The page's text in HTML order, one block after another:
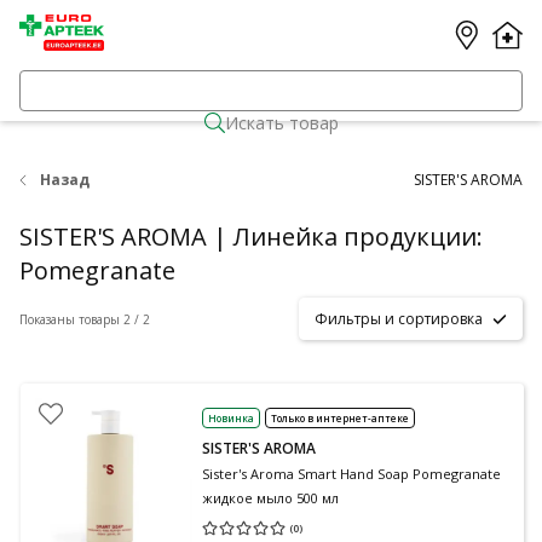
Искать товар
Назад SISTER'S AROMA
SISTER'S AROMA | Линейка продукции:
Pomegranate
Показаны товары 2 / 2 Фильтры и сортировка
Новинка Только в интернет-аптеке
SISTER'S AROMA
Sister's Aroma Smart Hand Soap Pomegranate
жидкое мыло 500 мл
(0)
Средняя оценка 0.00